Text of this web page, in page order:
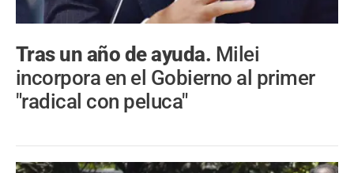
Tras un año de ayuda. Milei
incorpora en el Gobierno al primer
"radical con peluca"